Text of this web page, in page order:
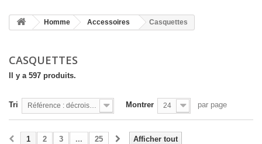
Homme Accessoires Casquettes
CASQUETTES
Il y a 597 produits.
Tri Référence : décroissante Montrer 24 par page
Afficher tout
1 2 3 ... 25